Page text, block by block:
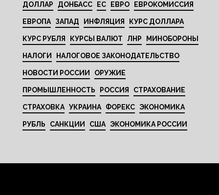
ДОЛЛАР ДОНБАСС ЕС ЕВРО ЕВРОКОМИССИЯ
ЕВРОПА ЗАПАД ИНФЛЯЦИЯ КУРС ДОЛЛАРА
КУРС РУБЛЯ КУРСЫ ВАЛЮТ ЛНР МИНОБОРОНЫ
НАЛОГИ НАЛОГОВОЕ ЗАКОНОДАТЕЛЬСТВО
НОВОСТИ РОССИИ ОРУЖИЕ
ПРОМЫШЛЕННОСТЬ РОССИЯ СТРАХОВАНИЕ
СТРАХОВКА УКРАИНА ФОРЕКС ЭКОНОМИКА
РУБЛЬ САНКЦИИ США ЭКОНОМИКА РОССИИ